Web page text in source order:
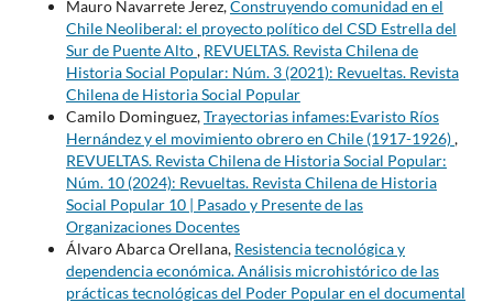
Mauro Navarrete Jerez,Construyendo comunidad en el
Chile Neoliberal: el proyecto político del CSD Estrella del
Sur de Puente Alto, REVUELTAS. Revista Chilena de
Historia Social Popular: Núm. 3 (2021): Revueltas. Revista
Chilena de Historia Social Popular
Camilo Dominguez,Trayectorias infames:Evaristo Ríos
Hernández y el movimiento obrero en Chile (1917-1926),
REVUELTAS. Revista Chilena de Historia Social Popular:
Núm. 10 (2024): Revueltas. Revista Chilena de Historia
Social Popular 10 | Pasado y Presente de las
Organizaciones Docentes
Álvaro Abarca Orellana, Resistencia tecnológica y
dependencia económica. Análisis microhistórico de las
prácticas tecnológicas del Poder Popular en el documental